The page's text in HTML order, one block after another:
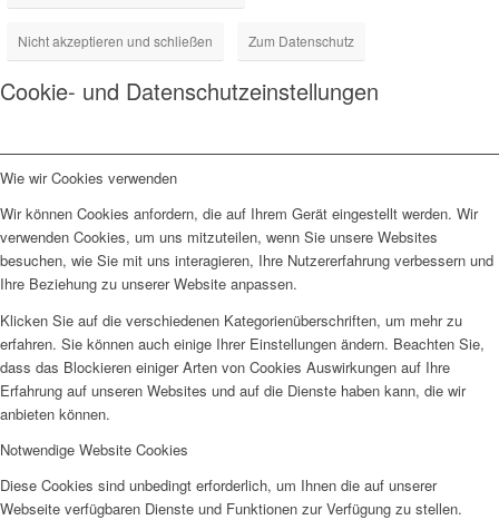
Nicht akzeptieren und schließen Zum Datenschutz
Cookie- und Datenschutzeinstellungen
Wie wir Cookies verwenden
Wir können Cookies anfordern, die auf Ihrem Gerät eingestellt werden. Wir
verwenden Cookies, um uns mitzuteilen, wenn Sie unsere Websites
besuchen, wie Sie mit uns interagieren, Ihre Nutzererfahrung verbessern und
Ihre Beziehung zu unserer Website anpassen.
Klicken Sie auf die verschiedenen Kategorienüberschriften, um mehr zu
erfahren. Sie können auch einige Ihrer Einstellungen ändern. Beachten Sie,
dass das Blockieren einiger Arten von Cookies Auswirkungen auf Ihre
Erfahrung auf unseren Websites und auf die Dienste haben kann, die wir
anbieten können.
Notwendige Website Cookies
Diese Cookies sind unbedingt erforderlich, um Ihnen die auf unserer
Webseite verfügbaren Dienste und Funktionen zur Verfügung zu stellen.